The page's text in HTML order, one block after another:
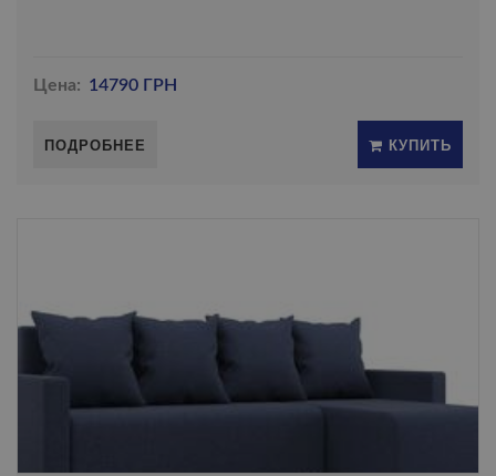
Цена: 14790 ГРН
ПОДРОБНЕЕ КУПИТЬ